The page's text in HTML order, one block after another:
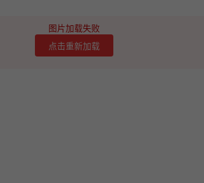
图片加载失败
点击重新加载